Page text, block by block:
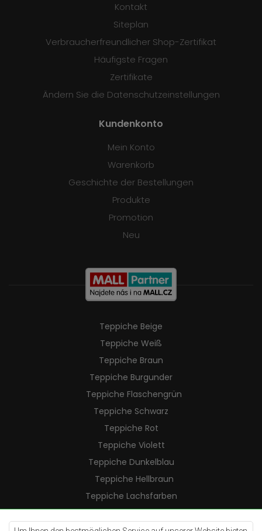
Kontakt
Siteplan
Verbraucherfreundlicher Shop-Zertifikat
Häufigste Fragen
Zertifikate
Ändern Sie die Datenschutzeinstellungen
Kundenkonto
Mein Konto
Warenkorb
Geschichte der Bestellungen
Produkte
Promotion
Neu
Teppiche Beige
Teppiche Weiß
Teppiche Braun
Teppiche Burgunder
Teppiche Flaschengrün
Teppiche Schwarz
Teppiche Rot
Teppiche Violett
Teppiche Dunkelblau
Teppiche Hellbraun
Teppiche Lachsfarben
Teppiche Cremefarben